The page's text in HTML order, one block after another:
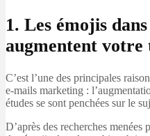
1. Les émojis
augmentent votre
C’est l’une des principales
e-mails marketing :
études se sont penchées sur le
D’après des recherches